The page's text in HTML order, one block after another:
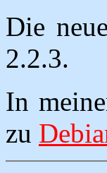
Die
2.2.3.
In
zu